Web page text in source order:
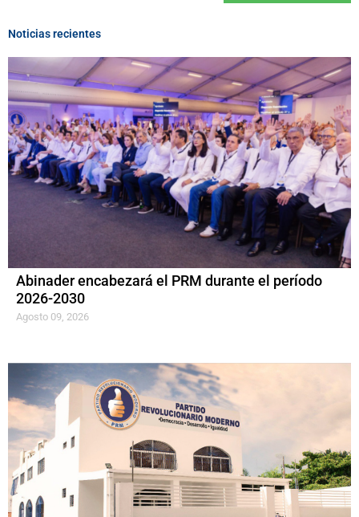
Noticias recientes
Abinader encabezará el PRM durante el período
2026-2030
Agosto 09, 2026